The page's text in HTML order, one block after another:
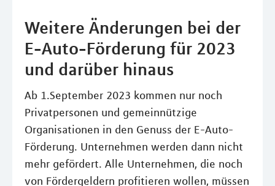
Weitere Änderungen bei der
E-Auto-Förderung für 2023
und darüber hinaus
Ab 1.September 2023 kommen nur noch
Privatpersonen und gemeinnützige
Organisationen in den Genuss der E-Auto-
Förderung. Unternehmen werden dann nicht
mehr gefördert. Alle Unternehmen, die noch
von Fördergeldern profitieren wollen, müssen